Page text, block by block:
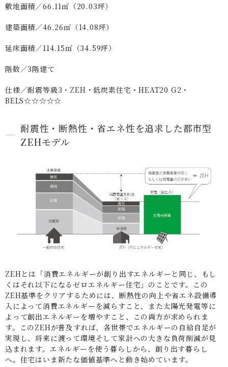
敷地面積／66.11㎡（20.03坪）
建築面積／46.26㎡（14.08坪）
延床面積／114.15㎡（34.59坪）
階数／3階建て
仕様／耐震等級3・ZEH・低炭素住宅・HEAT20 G2・
BELS☆☆☆☆☆
耐震性・断熱性・省エネ性を追求した都市型
ZEHモデル
ZEHとは「消費エネルギーが創り出すエネルギーと同じ、もし
くはそれ以下になるゼロエネルギー住宅」のことです。この
ZEH基準をクリアするためには、断熱性の向上や省エネ設備導
入によって消費エネルギーを減らすこと、また太陽光発電等に
よって創出エネルギーを増やすこと、この両方が求められま
す。このZEHが普及すれば、各世帯でエネルギーの自給自足が
実現し、将来に渡って環境そして家計への大きな負荷削減が見
込まれます。エネルギーを使う暮らしから、創り出す暮らし
へ。住宅はいま新たな価値基準へと動き始めています。